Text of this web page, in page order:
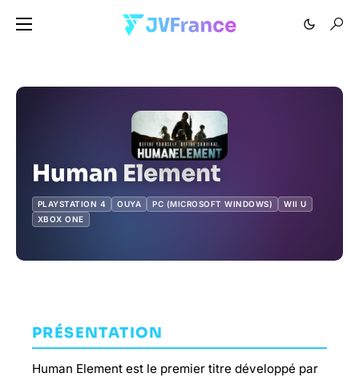
Human Element
PLAYSTATION 4 OUYA PC (MICROSOFT WINDOWS)
WII U
XBOX ONE
PRÉSENTATION
Human Element est le premier titre développé par